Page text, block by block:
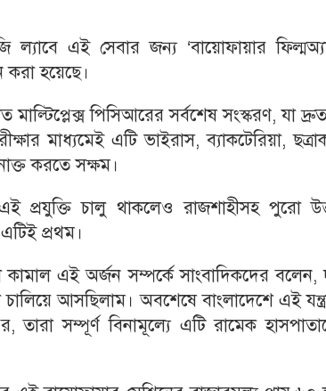
এই সেবার জন্য ‘বায়োফায়ার
করা হয়েছে।
পিসিআরের সর্বশেষ সংস্করণ, যা
মাধ্যমেই এটি ভাইরাস, ব্যাকটেরিয়া,
করতে সক্ষম।
প্রযুক্তি চালু থাকলেও রাজশাহীসহ পুরো
প্রথম।
এই অর্জন সম্পর্কে সাংবাদিকদের বলেন,
চালিয়ে আসছিলাম। অবশেষে বাংলাদেশে এই
সম্পূর্ণ বিনামূল্যে এটি রামেক